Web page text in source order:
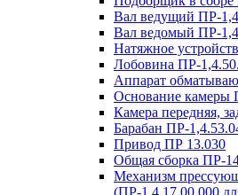
Вал ведущий ПР-
Вал ведомый ПР-
Натяжное
Лобовина ПР-
Аппарат
Основание камеры
Камера передняя,
Барабан ПР-
Привод ПР 13.030
Общая сборка ПР-
Механизм
(ПР-1,4.17.00.000